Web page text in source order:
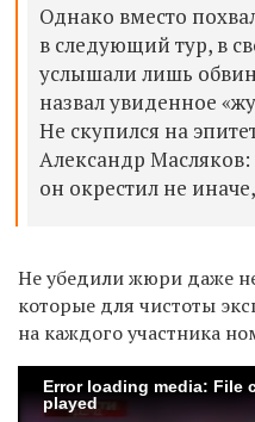
Однако вместо
в следующий тур, в
услышали лишь
назвал увиденное
Не скупился на
Александр
он окрестил не
Не убедили жюри даже
которые для чистоты
на каждого участника
Error loading media: File
played